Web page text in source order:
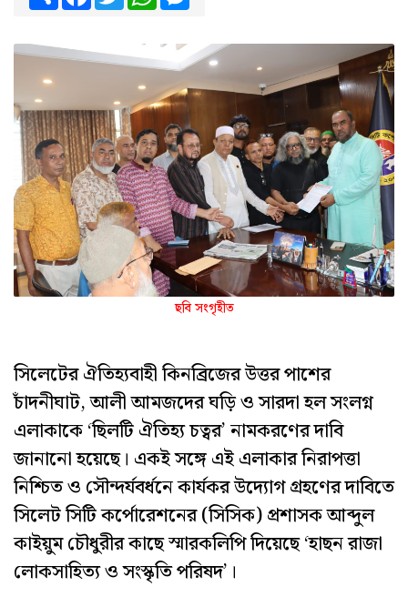
ছবি সংগৃহীত
সিলেটের ঐতিহ্যবাহী কিনব্রিজের উত্তর পাশের
চাঁদনীঘাট, আলী আমজদের ঘড়ি ও সারদা হল সংলগ্ন
এলাকাকে ‘ছিলটি ঐতিহ্য চত্বর’ নামকরণের দাবি
জানানো হয়েছে। একই সঙ্গে এই এলাকার নিরাপত্তা
নিশ্চিত ও সৌন্দর্যবর্ধনে কার্যকর উদ্যোগ গ্রহণের দাবিতে
সিলেট সিটি কর্পোরেশনের (সিসিক) প্রশাসক আব্দুল
কাইয়ুম চৌধুরীর কাছে স্মারকলিপি দিয়েছে ‘হাছন রাজা
লোকসাহিত্য ও সংস্কৃতি পরিষদ’।